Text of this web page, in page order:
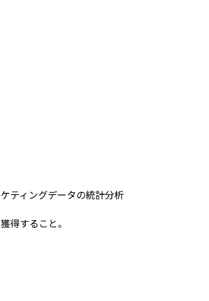
ティングデータの統計分析
得すること。